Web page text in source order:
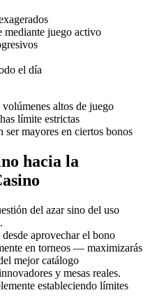
mediante juego activo
el día
altos de juego
límite estrictas
ser mayores en ciertos bonos
hacia la
del azar sino del uso
aprovechar el bono
en torneos — maximizarás
mejor catálogo
y mesas reales.
estableciendo límites